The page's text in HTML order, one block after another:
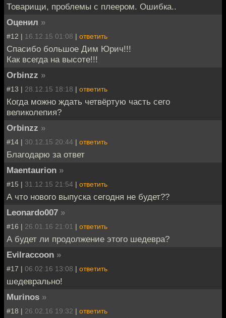
Товарищи, проблемы с плеером. Ошибка..
Оценил »
#12 | 16.12.15 01:08 | ответить
Спасибо большое Дим Юрич!!!
Как всегда на высоте!!!
Orbinzz »
#13 | 28.12.15 18:18 | ответить
Когда можно ждать четвёртую часть сего
великолепия?
Orbinzz »
#14 | 30.12.15 20:44 | ответить
Благодарю за ответ
Maentaurion »
#15 | 31.12.15 21:54 | ответить
А что нового выпуска сегодня не будет??
Leonardo007 »
#16 | 26.01.16 21:01 | ответить
А будет ли продолжение этого шедевра?
Evilraccoon »
#17 | 06.02.16 13:08 | ответить
шедеврально!
Murinos »
#18 | 26.02.16 19:32 | ответить